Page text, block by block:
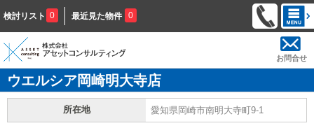
検討リスト 0 最近見た物件 0
お問合せ
ウエルシア岡崎明大寺店
所在地 愛知県岡崎市南明大寺町9-1